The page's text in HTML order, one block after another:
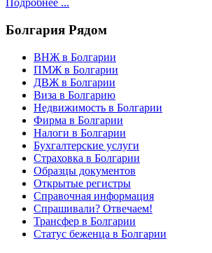
Подробнее ...
Болгария Рядом
ВНЖ в Болгарии
ПМЖ в Болгарии
ДВЖ в Болгарии
Виза в Болгарию
Недвижимость в Болгарии
Фирма в Болгарии
Налоги в Болгарии
Бухгалтерские услуги
Страховка в Болгарии
Образцы документов
Открытые регистры
Справочная информация
Спрашивали? Отвечаем!
Трансфер в Болгарии
Статус беженца в Болгарии